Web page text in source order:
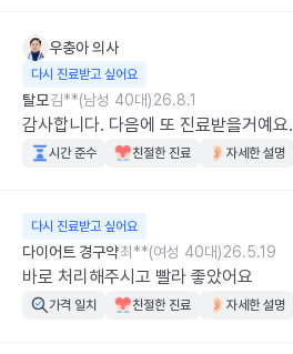
우충아의사
다시 진료받고 싶어요
탈모김**(남성 40대)26.8.1
감사합니다. 다음에 또 진료받을거예요.
시간 준수 친절한 진료 자세한 설명
다시 진료받고 싶어요
다이어트 경구약최**(여성 40대)26.5.19
바로 처리해주시고 빨라 좋았어요
가격 일치 친절한 진료 자세한 설명